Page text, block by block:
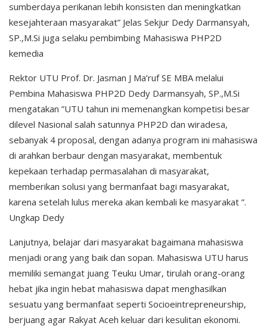
sumberdaya perikanan lebih konsisten dan meningkatkan
kesejahteraan masyarakat” Jelas Sekjur Dedy Darmansyah,
SP.,M.Si juga selaku pembimbing Mahasiswa PHP2D
kemedia
Rektor UTU Prof. Dr. Jasman J Ma’ruf SE MBA melalui
Pembina Mahasiswa PHP2D Dedy Darmansyah, SP.,M.Si
mengatakan ”UTU tahun ini memenangkan kompetisi besar
dilevel Nasional salah satunnya PHP2D dan wiradesa,
sebanyak 4 proposal, dengan adanya program ini mahasiswa
di arahkan berbaur dengan masyarakat, membentuk
kepekaan terhadap permasalahan di masyarakat,
memberikan solusi yang bermanfaat bagi masyarakat,
karena setelah lulus mereka akan kembali ke masyarakat ”.
Ungkap Dedy
Lanjutnya, belajar dari masyarakat bagaimana mahasiswa
menjadi orang yang baik dan sopan. Mahasiswa UTU harus
memiliki semangat juang Teuku Umar, tirulah orang-orang
hebat jika ingin hebat mahasiswa dapat menghasilkan
sesuatu yang bermanfaat seperti Socioeintrepreneurship,
berjuang agar Rakyat Aceh keluar dari kesulitan ekonomi.